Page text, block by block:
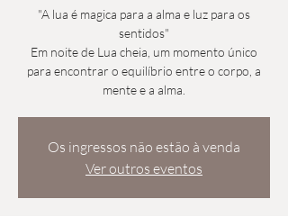
"A lua é magica para a alma e luz para os
sentidos"
Em noite de Lua cheia, um momento único
para encontrar o equilíbrio entre o corpo, a
mente e a alma.
Os ingressos não estão à venda
Ver outros eventos